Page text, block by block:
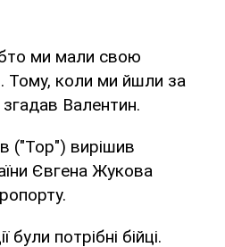
ми мали свою
Тому, коли ми йшли за
Валентин.
("Тор") вирішив
Євгена Жукова
потрібні бійці.